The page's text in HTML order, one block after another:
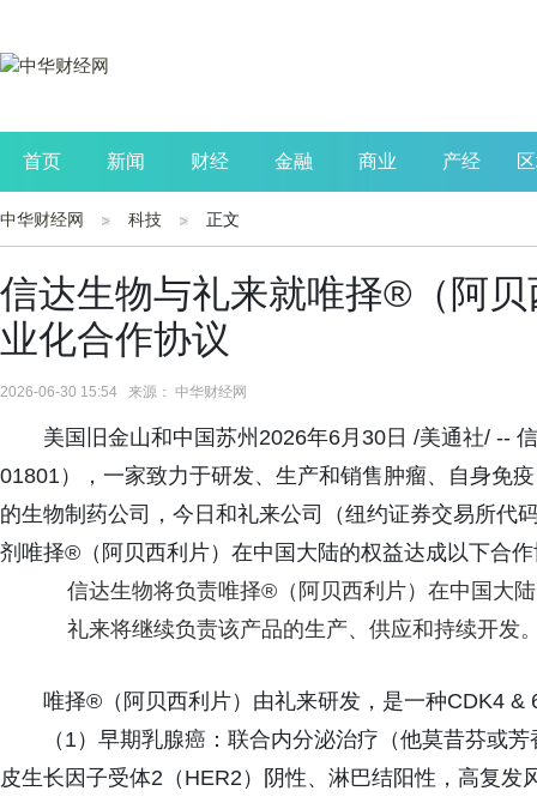
首页 新闻 财经 金融 商业 产经
公司 生活 读书
中华财经网 科技 正文
信达生物与礼来就唯择®（阿
业化合作协议
2026-06-30 15:54 来源： 中华财经网
美国旧金山和中国苏州2026年6月30日 /美通社/ --
01801），一家致力于研发、生产和销售肿瘤、自身免
的生物制药公司，今日和礼来公司（纽约证券交易所代
剂唯择®（阿贝西利片）在中国大陆的权益达成以下合
信达生物将负责唯择®（阿贝西利片）在中国大
礼来将继续负责该产品的生产、供应和持续开发
唯择®（阿贝西利片）由礼来研发，是一种CDK4
（1）早期乳腺癌：联合内分泌治疗（他莫昔芬或
皮生长因子受体2（HER2）阴性、淋巴结阳性，高复发